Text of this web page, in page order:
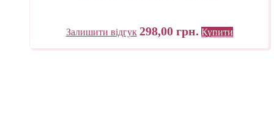
Залишити відгук 298,00 грн. Купити